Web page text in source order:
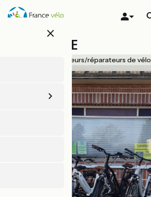
Aller
au
close
100% BIKE
Loueurs/réparateurs de vélo